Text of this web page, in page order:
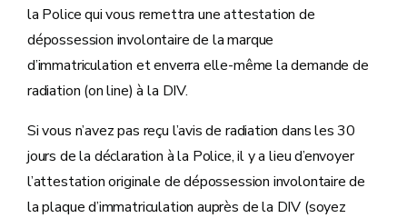
la Police qui vous remettra une attestation de
dépossession involontaire de la marque
d’immatriculation et enverra elle-même la demande de
radiation (on line) à la DIV.
Si vous n’avez pas reçu l’avis de radiation dans les 30
jours de la déclaration à la Police, il y a lieu d’envoyer
l’attestation originale de dépossession involontaire de
la plaque d’immatriculation auprès de la DIV (soyez